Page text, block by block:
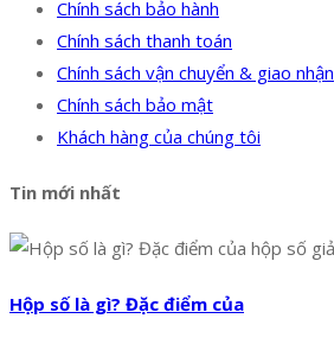
Chính sách bảo hành
Chính sách thanh toán
Chính sách vận chuyển & giao nhận
Chính sách bảo mật
Khách hàng của chúng tôi
Tin mới nhất
Hộp số là gì? Đặc điểm của